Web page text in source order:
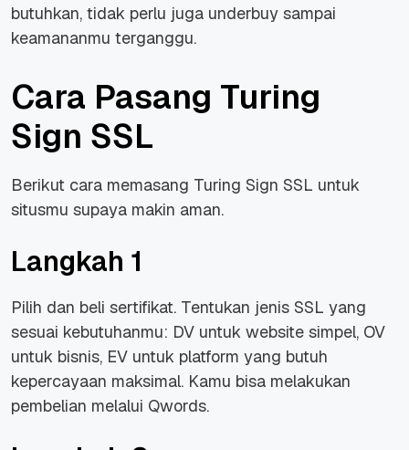
butuhkan, tidak perlu juga underbuy sampai
keamananmu terganggu.
Cara Pasang Turing
Sign SSL
Berikut cara memasang Turing Sign SSL untuk
situsmu supaya makin aman.
Langkah 1
Pilih dan beli sertifikat. Tentukan jenis SSL yang
sesuai kebutuhanmu: DV untuk website simpel, OV
untuk bisnis, EV untuk platform yang butuh
kepercayaan maksimal. Kamu bisa melakukan
pembelian melalui Qwords.